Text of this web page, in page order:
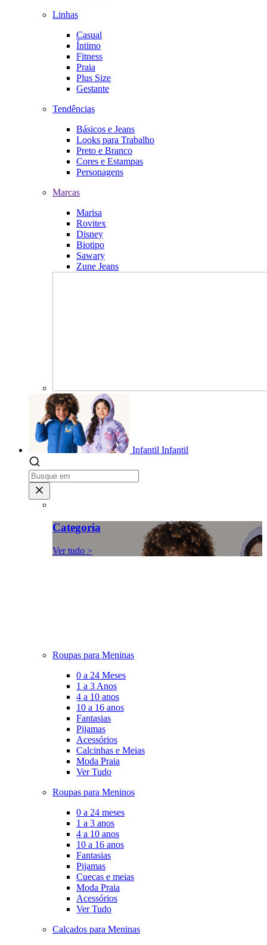
Linhas
Casual
Íntimo
Fitness
Praia
Plus Size
Gestante
Tendências
Básicos e Jeans
Looks para Trabalho
Preto e Branco
Cores e Estampas
Personagens
Marcas
Marisa
Rovitex
Disney
Biotipo
Sawary
Zune Jeans
Infantil Infantil
Categoria
Ver tudo >
Roupas para Meninas
0 a 24 Meses
1 a 3 Anos
4 a 10 anos
10 a 16 anos
Fantasias
Pijamas
Acessórios
Calcinhas e Meias
Moda Praia
Ver Tudo
Roupas para Meninos
0 a 24 meses
1 a 3 anos
4 a 10 anos
10 a 16 anos
Fantasias
Pijamas
Cuecas e meias
Moda Praia
Acessórios
Ver Tudo
Calçados para Meninas